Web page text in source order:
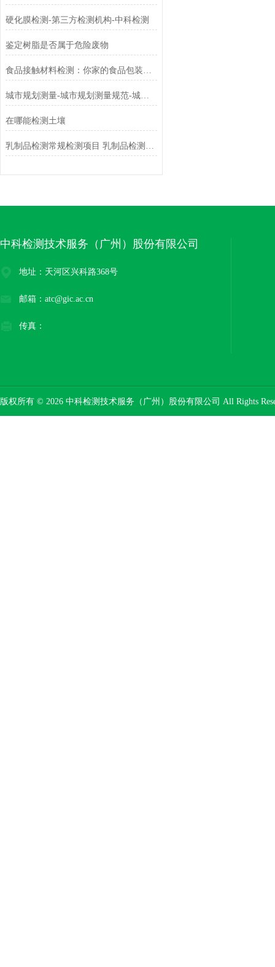
硬化膜检测-第三方检测机构-中科检测
鉴定树脂是否属于危险废物
食品接触材料检测：你家的食品包装合格吗？
城市规划测量-城市规划测量规范-城市规划测量内容-城市规划测量机构
在哪能检测土壤
乳制品检测常规检测项目 乳制品检测方法标准有哪些
中科检测技术服务（广州）股份有限公司
地址：天河区兴科路368号
邮箱：atc@gic.ac.cn
传真：
版权所有 © 2026 中科检测技术服务（广州）股份有限公司 All Rights